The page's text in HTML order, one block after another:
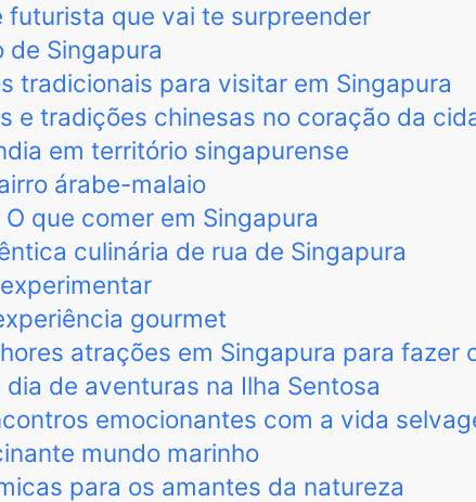
que vai te surpreender
de Singapura
tradicionais para visitar em Singapura
e tradições chinesas no coração da
em território singapurense
árabe-malaio
que comer em Singapura
culinária de rua de Singapura
gourmet
atrações em Singapura para fazer
de aventuras na Ilha Sentosa
emocionantes com a vida
mundo marinho
para os amantes da natureza